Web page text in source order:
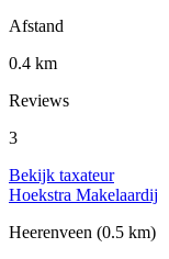
Afstand
0.4 km
Reviews
3
Bekijk taxateur
Hoekstra Makelaardij
Heerenveen (0.5 km)